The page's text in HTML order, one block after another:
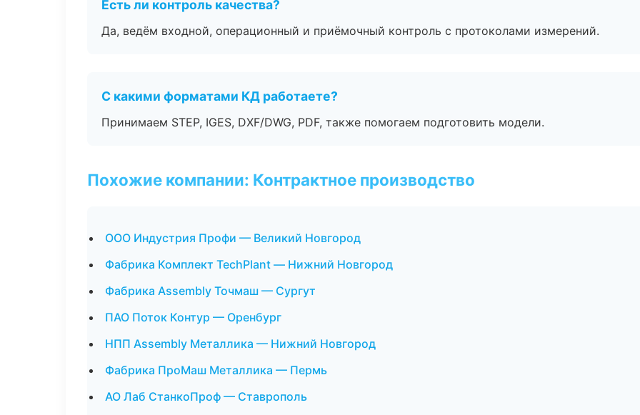
Есть ли контроль качества?
Да, ведём входной, операционный и приёмочный контроль с протоколами измерений.
С какими форматами КД работаете?
Принимаем STEP, IGES, DXF/DWG, PDF, также помогаем подготовить модели.
Похожие компании: Контрактное производство
ООО Индустрия Профи — Великий Новгород
Фабрика Комплект TechPlant — Нижний Новгород
Фабрика Assembly Точмаш — Сургут
ПАО Поток Контур — Оренбург
НПП Assembly Металлика — Нижний Новгород
Фабрика ПроМаш Металлика — Пермь
АО Лаб СтанкоПроф — Ставрополь